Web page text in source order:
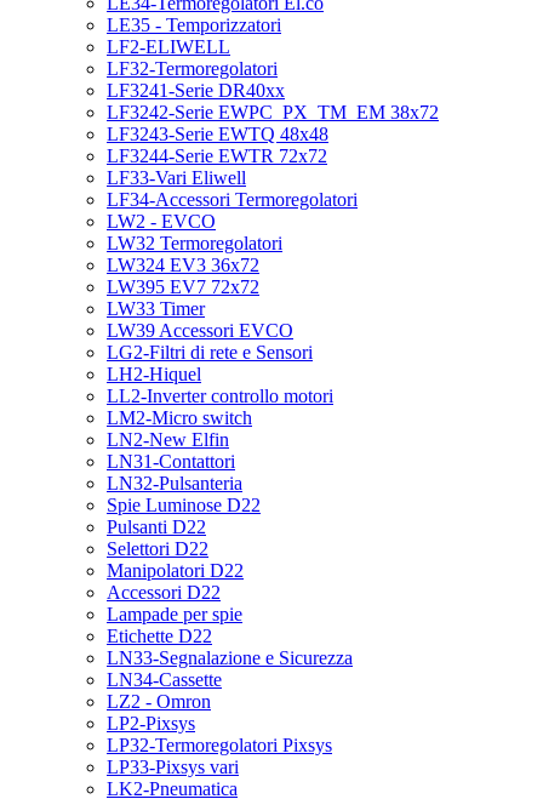
LE35 - Temporizzatori
LF2-ELIWELL
LF32-Termoregolatori
LF3241-Serie DR40xx
LF3242-Serie EWPC_PX_TM_EM 38x72
LF3243-Serie EWTQ 48x48
LF3244-Serie EWTR 72x72
LF33-Vari Eliwell
LF34-Accessori Termoregolatori
LW2 - EVCO
LW32 Termoregolatori
LW324 EV3 36x72
LW395 EV7 72x72
LW33 Timer
LW39 Accessori EVCO
LG2-Filtri di rete e Sensori
LH2-Hiquel
LL2-Inverter controllo motori
LM2-Micro switch
LN2-New Elfin
LN31-Contattori
LN32-Pulsanteria
Spie Luminose D22
Pulsanti D22
Selettori D22
Manipolatori D22
Accessori D22
Lampade per spie
Etichette D22
LN33-Segnalazione e Sicurezza
LN34-Cassette
LZ2 - Omron
LP2-Pixsys
LP32-Termoregolatori Pixsys
LP33-Pixsys vari
LK2-Pneumatica